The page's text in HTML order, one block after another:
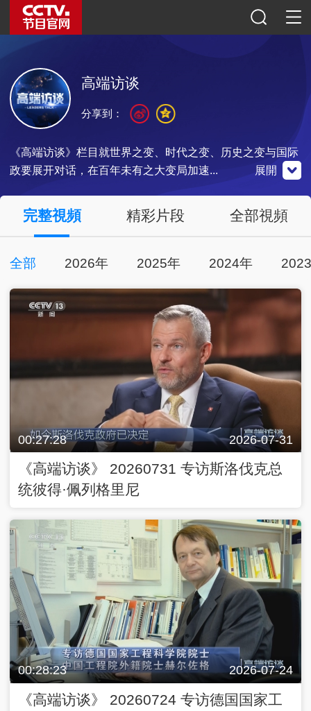
高端访谈
《高端访谈》栏目就世界之变、时代之变、历史之变与国际
政要展开对话，在百年未有之大变局加速...
央視新聞
點擊下載
微博 微信公眾號
展開
分享到：
完整視頻 精彩片段 全部視頻
全部 2026年 2025年 2024年
00:27:28 2026-07-31
《高端访谈》 20260731 专访斯洛伐克总
统彼得·佩列格里尼
00:28:23 2026-07-24
《高端访谈》 20260724 专访德国国家工